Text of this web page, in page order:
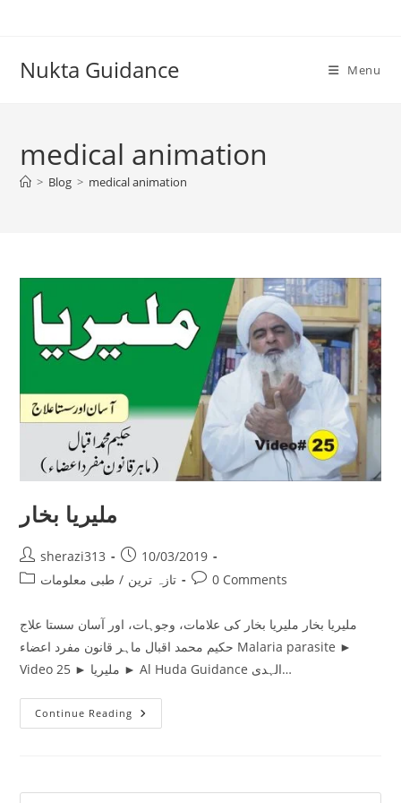
Nukta Guidance Menu
medical animation
> Blog > medical animation
ملیریا بخار
Post
author:
sherazi313
Post
published:
10/03/2019
Post
تازہ ترین / طبی معلومات
Post0 Comments
ملیریا بخار ملیریا بخار کی علامات، وجوہات، اور آسان سستا علاج
حکیم محمد اقبال ماہر قانون مفرد اعضاء Malaria parasite ►
Video 25 ► ملیریا ► Al Huda Guidance الہدی…
Continue Reading ملیریا
بخار